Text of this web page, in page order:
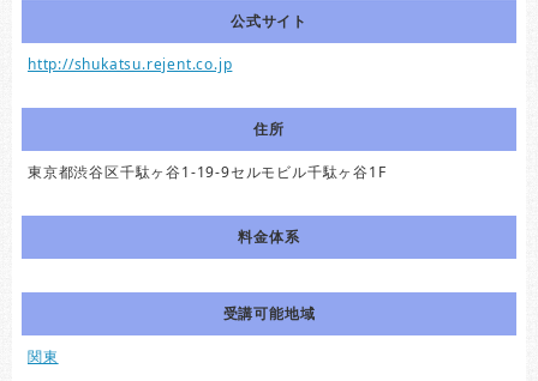
公式サイト
http://shukatsu.rejent.co.jp
住所
東京都渋谷区千駄ヶ谷1-19-9セルモビル千駄ヶ谷1F
料金体系
受講可能地域
関東